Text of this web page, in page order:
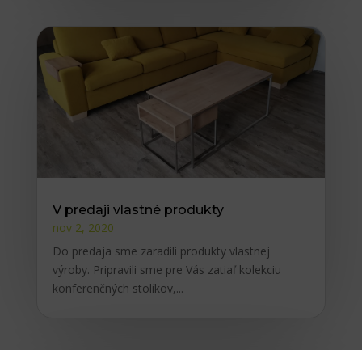
V predaji vlastné produkty
nov 2, 2020
Do predaja sme zaradili produkty vlastnej
výroby. Pripravili sme pre Vás zatiaľ kolekciu
konferenčných stolíkov,...